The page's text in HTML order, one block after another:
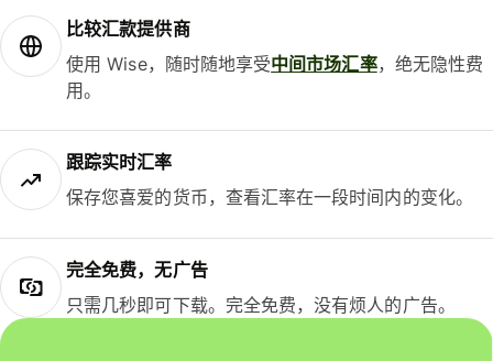
比较汇款提供商
使用 Wise，随时随地享受中间市场汇率，绝无隐性费
用。
跟踪实时汇率
保存您喜爱的货币，查看汇率在一段时间内的变化。
完全免费，无广告
只需几秒即可下载。完全免费，没有烦人的广告。